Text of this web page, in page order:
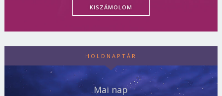
KISZÁMOLOM
HOLDNAPTÁR
Mai nap